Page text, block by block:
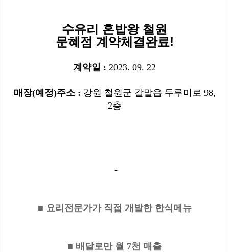
수유리 혼밥왕 철원
문혜점 계약체결완료!
계약일 : 2023. 09. 22
매장(예정)주소 : 강원 철원군 갈말읍 두루미로 98,
2층
-
■ 요리전문가가 직접 개발한 한식메뉴
■ 배달로만 월 7천 매출